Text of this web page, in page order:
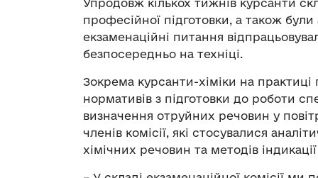
Упродовж кількох тижнів курсанти
професійної підготовки, а також були
екзаменаційні питання
безпосередньо на техніці.
Зокрема курсанти-хіміки на практиці
нормативів з підготовки до роботи
визначення отруйних речовин у
членів комісії, які стосувалися
хімічних речовин та методів